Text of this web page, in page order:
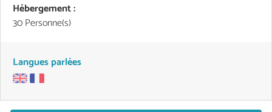
Hébergement :
30 Personne(s)
Langues parlées